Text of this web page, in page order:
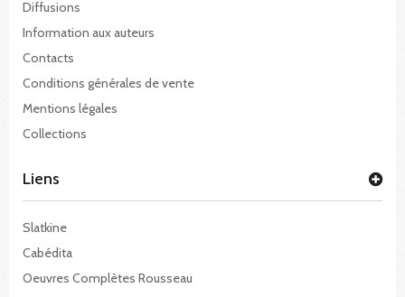
Diffusions
Information aux auteurs
Contacts
Conditions générales de vente
Mentions légales
Collections
Liens
Slatkine
Cabédita
Oeuvres Complètes Rousseau